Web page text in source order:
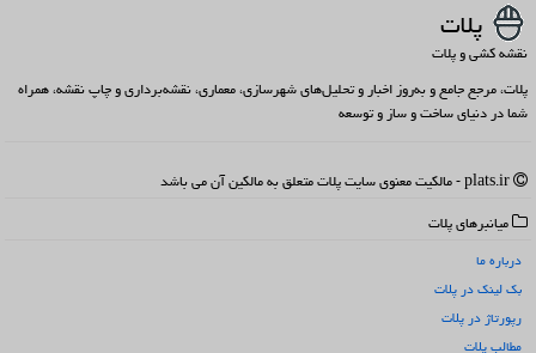
پلات
نقشه کشی و پلات
پلات، مرجع جامع و به‌روز اخبار و تحلیل‌های شهرسازی، معماری، نقشه‌برداری و چاپ نقشه، همراه
شما در دنیای ساخت و ساز و توسعه
میانبرهای پلات
درباره ما
بک لینک در پلات
رپورتاژ در پلات
مطالب پلات